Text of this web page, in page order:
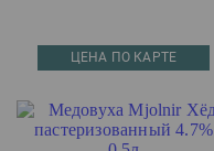
ЦЕНА ПО КАРТЕ